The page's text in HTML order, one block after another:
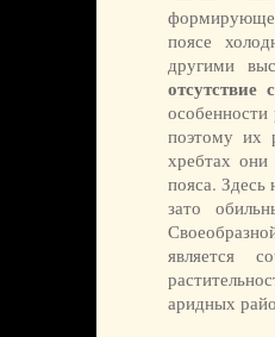
поясе
другими
отсутствие
поэтому их
хребтах
пояса.
зато
является
аридных